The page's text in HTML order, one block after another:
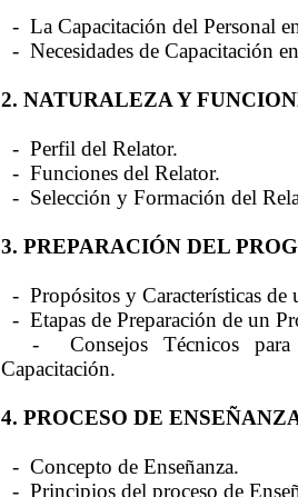
- La Capacitación del Personal
- Necesidades de Capacitación
2. NATURALEZA Y
- Perfil del Relator.
- Funciones del Relator.
- Selección y Formación del
3. PREPARACIÓN DEL
- Propósitos y Características de
- Etapas de Preparación de un
- Consejos Técnicos para
Capacitación.
4. PROCESO DE
- Concepto de Enseñanza.
- Principios del proceso de